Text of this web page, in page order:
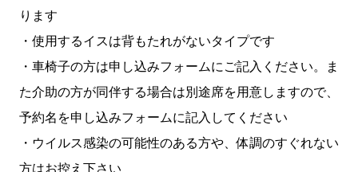
ります
・使用するイスは背もたれがないタイプです
・車椅子の方は申し込みフォームにご記入ください。ま
た介助の方が同伴する場合は別途席を用意しますので、
予約名を申し込みフォームに記入してください
・ウイルス感染の可能性のある方や、体調のすぐれない
方はお控え下さい